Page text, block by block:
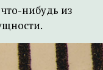
нибудь из